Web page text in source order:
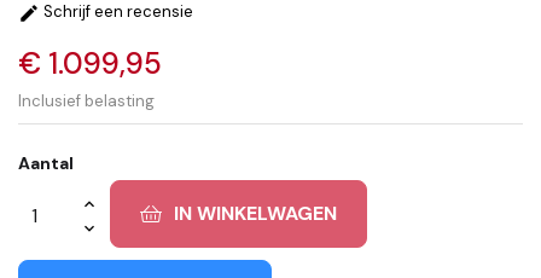
 Schrijf een recensie
€ 1.099,95
Inclusief belasting
Aantal
IN WINKELWAGEN